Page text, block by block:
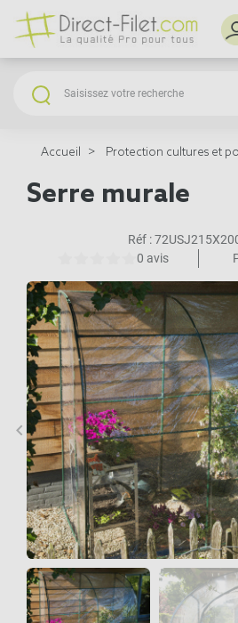
Accueil Protection cultures et
Serre murale
Réf :
0 avis
Précédent
keyboard_arrow_left